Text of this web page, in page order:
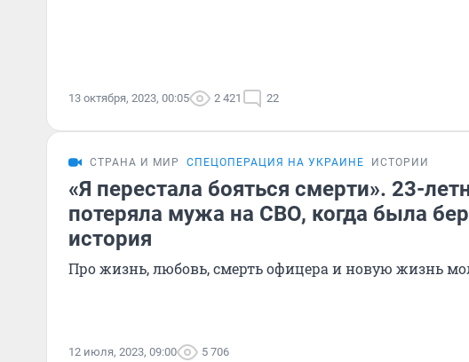
13 октября, 2023, 00:05 2 421 22
СТРАНА И МИР СПЕЦОПЕРАЦИЯ НА УКРАИНЕ ИСТОРИИ
«Я перестала бояться смерти». 23-
потеряла мужа на СВО, когда была
история
Про жизнь, любовь, смерть офицера и новую жизнь
12 июля, 2023, 09:00 5 706